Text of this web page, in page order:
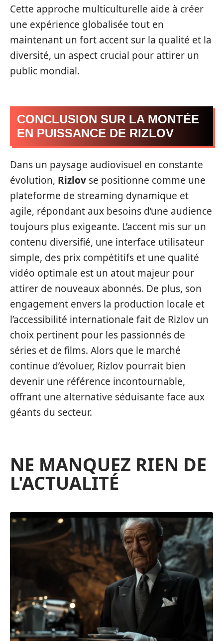
Cette approche multiculturelle aide à créer
une expérience globalisée tout en
maintenant un fort accent sur la qualité et la
diversité, un aspect crucial pour attirer un
public mondial.
CONCLUSION SUR LA MONTÉE
EN PUISSANCE DE RIZLOV
Dans un paysage audiovisuel en constante
évolution, Rizlov se positionne comme une
plateforme de streaming dynamique et
agile, répondant aux besoins d’une audience
toujours plus exigeante. L’accent mis sur un
contenu diversifié, une interface utilisateur
simple, des prix compétitifs et une qualité
vidéo optimale est un atout majeur pour
attirer de nouveaux abonnés. De plus, son
engagement envers la production locale et
l’accessibilité internationale fait de Rizlov un
choix pertinent pour les passionnés de
séries et de films. Alors que le marché
continue d’évoluer, Rizlov pourrait bien
devenir une référence incontournable,
offrant une alternative séduisante face aux
géants du secteur.
NE MANQUEZ RIEN DE
L'ACTUALITÉ